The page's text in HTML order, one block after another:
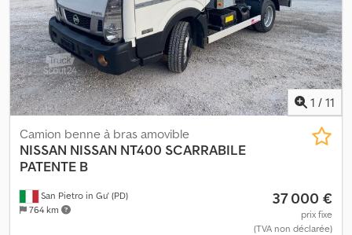
Gyrophare jaune Carrosserie à ordures : + Provence Benne
(Faun) + Type M50 Evo 2 TH LC SAD + Lève-bacs + Benne
basculante + Presse + Marchepied Véhicule communal, 1ʳᵉ main
Recevez toutes les nouvelles annonces par email – abonnez-vous
à notre NEWSLETTER ! Sous réserve d’erreurs ou de vente
préalable.
1 / 11
San Pietro in Gu' (PD)
764 km
Camion benne à bras amovible
NISSAN NISSAN NT400 SCARRABILE
PATENTE B
37 000 €
prix fixe
(TVA non déclarée)